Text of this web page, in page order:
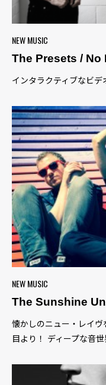
NEW MUSIC
The Presets / No
インタラクティブなビ
NEW MUSIC
The Sunshine
懐かしのニュー・レイ
目より！ ディープな音